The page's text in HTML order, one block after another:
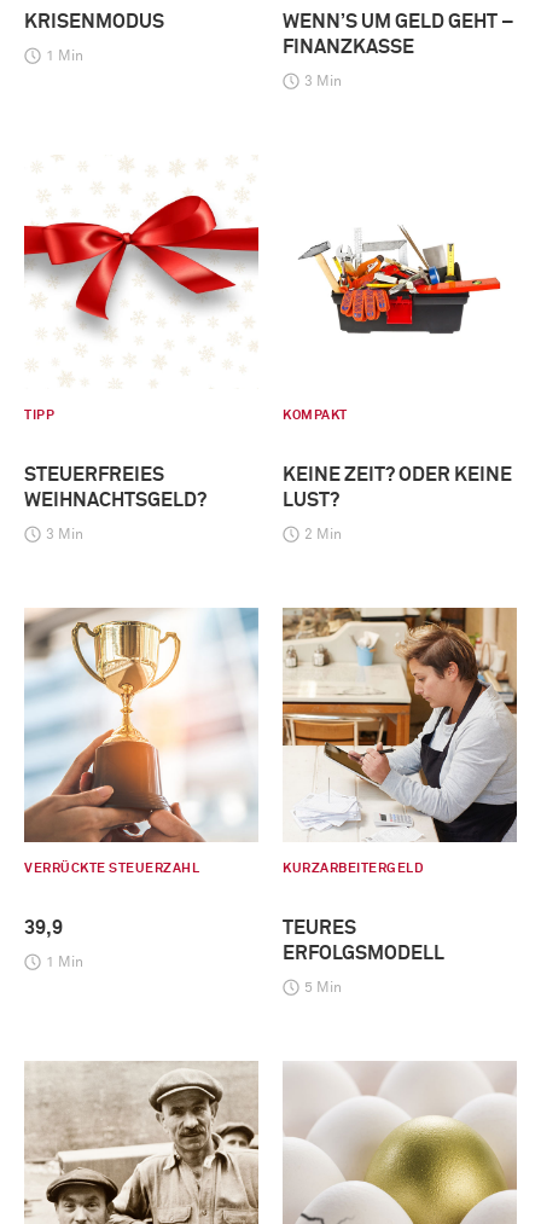
KRISENMODUS
1 Min
WENN’S UM GELD GEHT –
FINANZKASSE
3 Min
TIPP
STEUERFREIES
WEIHNACHTSGELD?
3 Min
KOMPAKT
KEINE ZEIT? ODER KEINE
LUST?
2 Min
VERRÜCKTE STEUERZAHL
39,9
1 Min
KURZARBEITERGELD
TEURES
ERFOLGSMODELL
5 Min